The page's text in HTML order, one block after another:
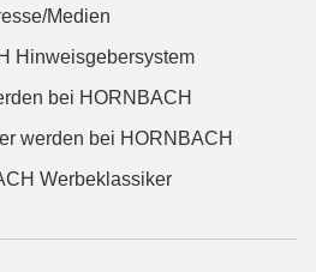
Medien
Hinweisgebersystem
bei HORNBACH
werden bei HORNBACH
Werbeklassiker